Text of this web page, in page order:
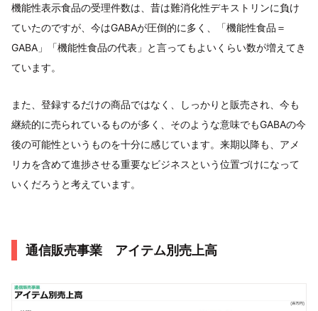
機能性表示食品の受理件数は、昔は難消化性デキストリンに負け
ていたのですが、今はGABAが圧倒的に多く、「機能性食品＝
GABA」「機能性食品の代表」と言ってもよいくらい数が増えてき
ています。
また、登録するだけの商品ではなく、しっかりと販売され、今も
継続的に売られているものが多く、そのような意味でもGABAの今
後の可能性というものを十分に感じています。来期以降も、アメ
リカを含めて進捗させる重要なビジネスという位置づけになって
いくだろうと考えています。
通信販売事業 アイテム別売上高